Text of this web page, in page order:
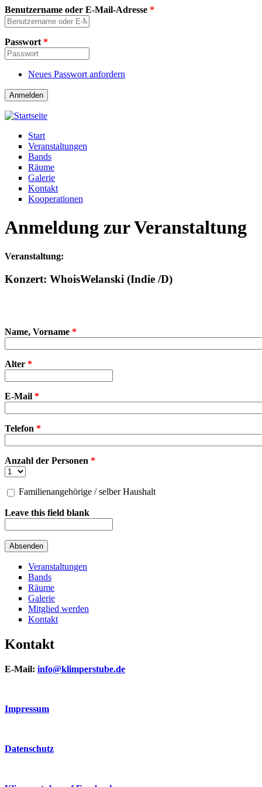
Direkt zum Inhalt
Benutzername oder E-Mail-Adresse *
Passwort *
Neues Passwort anfordern
Start
Veranstaltungen
Bands
Räume
Galerie
Kontakt
Kooperationen
Anmeldung zur Veranstaltung
Veranstaltung:
Konzert: WhoisWelanski (Indie /D)
Name, Vorname *
Alter *
E-Mail *
Telefon *
Anzahl der Personen *
Familienangehörige / selber Haushalt
Familienangehörige / selber Haushalt
Leave this field blank
Veranstaltungen
Bands
Räume
Galerie
Mitglied werden
Kontakt
Kontakt
E-Mail: info@klimperstube.de
Impressum
Datenschutz